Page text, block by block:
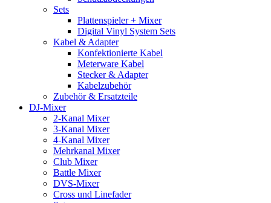
Sets
Plattenspieler + Mixer
Digital Vinyl System Sets
Kabel & Adapter
Konfektionierte Kabel
Meterware Kabel
Stecker & Adapter
Kabelzubehör
Zubehör & Ersatzteile
DJ-Mixer
2-Kanal Mixer
3-Kanal Mixer
4-Kanal Mixer
Mehrkanal Mixer
Club Mixer
Battle Mixer
DVS-Mixer
Cross und Linefader